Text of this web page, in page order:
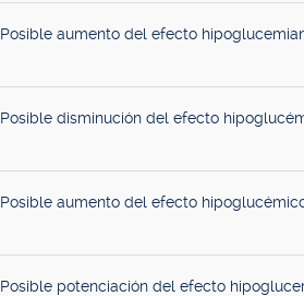
Posible aumento del efecto
Posible disminución del efecto
Posible aumento del efecto
Posible potenciación del efecto